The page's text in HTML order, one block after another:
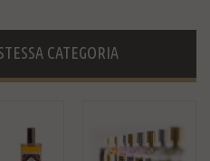
CATEGORIA